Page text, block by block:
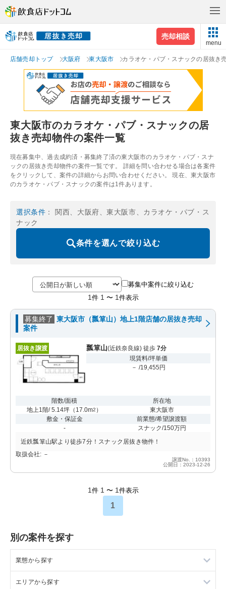
売却相談
menu
店舗売却トップ 大阪府 東大阪市 カラオケ・パブ・スナックの居抜き
東大阪市のカラオケ・パブ・スナックの居
抜き売却物件の案件一覧
現在募集中、過去成約済・募集終了済の東大阪市のカラオケ・パブ・スナ
ックの居抜き売却物件の案件一覧です。 詳細を問い合わせる場合は各案件
をクリックして、案件の詳細からお問い合わせください。 現在、東大阪市
のカラオケ・パブ・スナックの案件は1件あります。
選択条件 ： 関西、大阪府、東大阪市、カラオケ・パブ・ス
ナック
条件を選んで絞り込む
募集中案件に絞り込む
1 件 1 〜 1 件表示
募集終了 東大阪市（瓢箪山）地上1階店舗の居抜き売却
案件
居抜き譲渡 瓢箪山(近鉄奈良線) 徒歩 7分
現賃料/坪単価
－ /19,455円
階数/面積
地上1階/ 5.14坪 （ 17.0m2 ）
所在地
東大阪市
敷金・保証金
-
前業態/希望譲渡額
スナック/150万円
近鉄瓢箪山駅より徒歩7分！スナック居抜き物件！
取扱会社: －
譲渡No.：10393
公開日：2023-12-26
1 件 1 〜 1 件表示
1
別の案件を探す
業態から探す
ラーメンの居抜き売却物件の案件一覧
エリアから探す